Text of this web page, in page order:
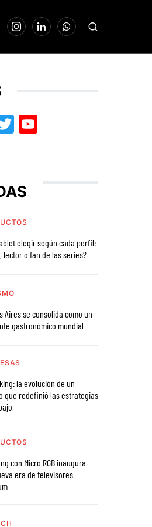
Twitter
elegir según cada perfil:
lector o fan de las series?
Aires se consolida como un
gastronómico mundial
la evolución de un
que redefinió las estrategias
con Micro RGB inaugura
era de televisores